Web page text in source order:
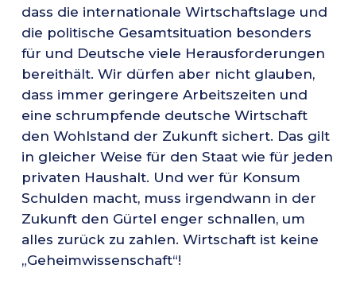
dass die internationale Wirtschaftslage und
die politische Gesamtsituation besonders
für und Deutsche viele Herausforderungen
bereithält. Wir dürfen aber nicht glauben,
dass immer geringere Arbeitszeiten und
eine schrumpfende deutsche Wirtschaft
den Wohlstand der Zukunft sichert. Das gilt
in gleicher Weise für den Staat wie für jeden
privaten Haushalt. Und wer für Konsum
Schulden macht, muss irgendwann in der
Zukunft den Gürtel enger schnallen, um
alles zurück zu zahlen. Wirtschaft ist keine
„Geheimwissenschaft“!